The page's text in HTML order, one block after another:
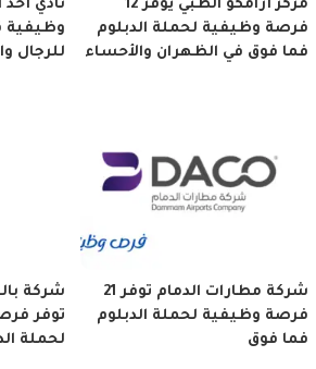
مركز أرامكو الطبي يوفر 12
فرصة وظيفية لحملة الدبلوم
فما فوق في الظهران والأحساء
نادي
وظيفية
للرجال
شركة مطارات الدمام توفر 21
فرصة وظيفية لحملة الدبلوم
فما فوق
شركة
توفر
لحملة